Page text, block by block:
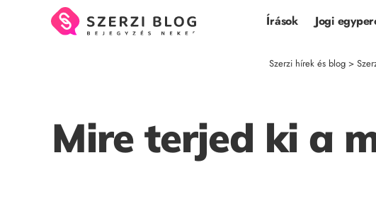
Írások Jogi
Szerzi hírek és blog>
Mire terjed ki a